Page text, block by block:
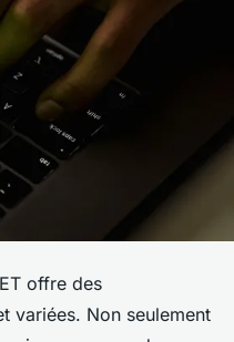
offre des
variées. Non seulement